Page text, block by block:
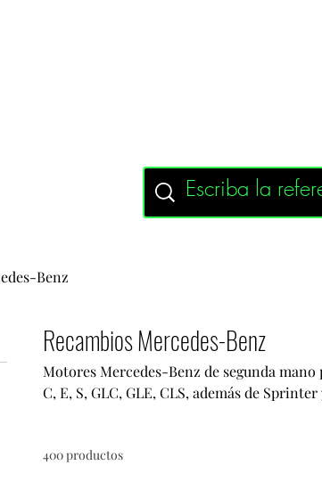
Benz
Recambios Mercedes-Benz
Motores Mercedes-Benz de segunda mano
C, E, S, GLC, GLE, CLS, además de Sprinter
400 productos